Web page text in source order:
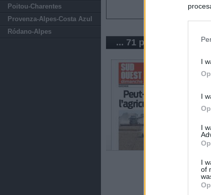
I
I
I
I
of
Poitou-Charentes
Provenza-Alpes-Costa Azul
Ródano-Alpes
... 71 periódicos de